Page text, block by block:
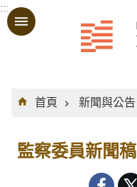
跳到主要內容區塊
:::
:::
首頁
新聞與公告
監察委員新聞稿